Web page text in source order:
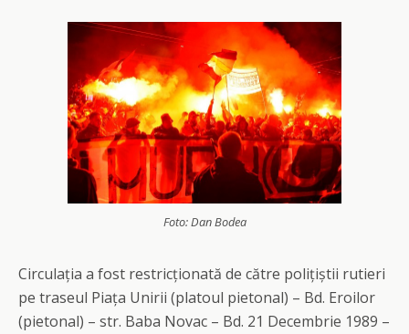
Foto: Dan Bodea
Circulația a fost restricționată de către polițiștii rutieri
pe traseul Piața Unirii (platoul pietonal) – Bd. Eroilor
(pietonal) – str. Baba Novac – Bd. 21 Decembrie 1989 –